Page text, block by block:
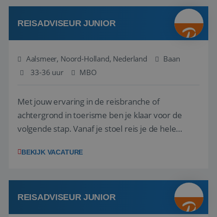
werken: of het nu gaat om vragen ...
REISADVISEUR JUNIOR
Aalsmeer, Noord-Holland, Nederland
Baan
33-36 uur
MBO
Met jouw ervaring in de reisbranche of
achtergrond in toerisme ben je klaar voor de
volgende stap. Vanaf je stoel reis je de hele
wensen van je team, je klant en wat er in de
klanten te overtuigen om die droomreis te
boeken! ...
BEKIJK VACATURE
REISADVISEUR JUNIOR